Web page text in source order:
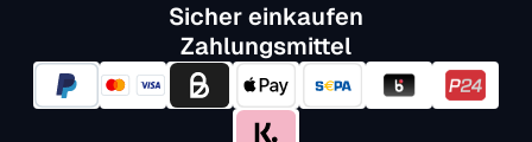
Sicher einkaufen
Zahlungsmittel